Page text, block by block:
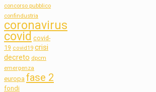
concorso pubblico
confindustria
coronavirus
covid covid-
19 covid19 crisi
decreto dpcm
emergenza
europa fase 2
fondi